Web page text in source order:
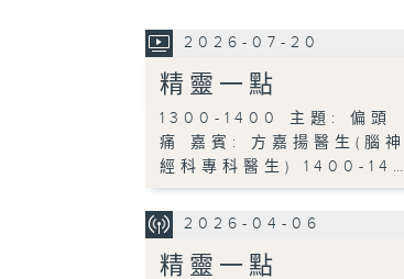
2026-07-20
精靈一點
1300-1400 主題: 偏頭
痛 嘉賓: 方嘉揚醫生(腦神
經科專科醫生) 1400-14…
2026-04-06
精靈一點